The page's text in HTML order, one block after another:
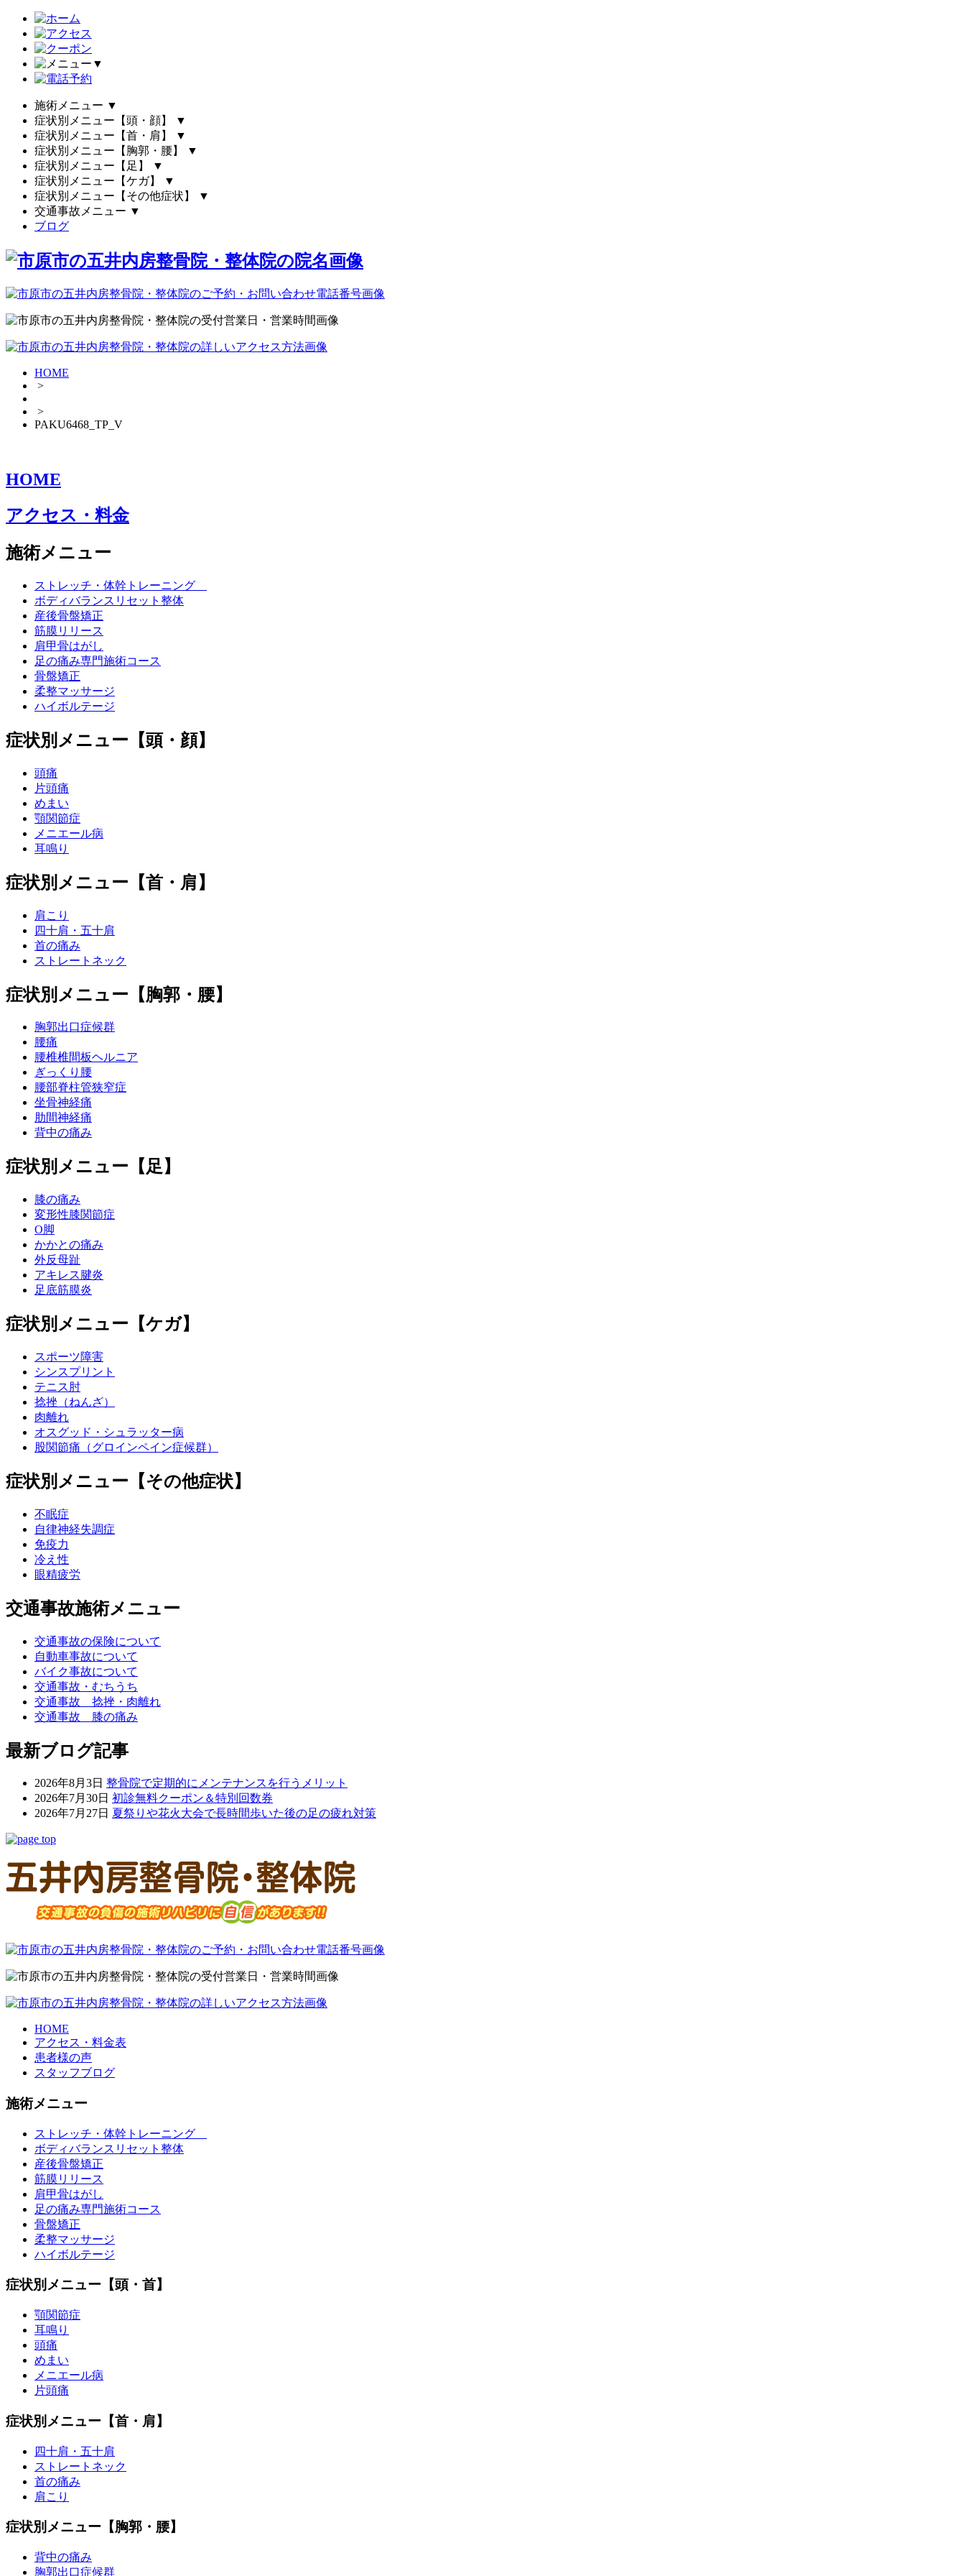
▼
施術メニュー ▼
症状別メニュー【頭・顔】
▼
症状別メニュー【首・肩】
▼
症状別メニュー【胸郭・腰】
▼
症状別メニュー【足】
▼
症状別メニュー【ケガ】
▼
症状別メニュー【その他症状】
▼
交通事故メニュー ▼
ブログ
HOME
>
>
PAKU6468_TP_V
HOME
アクセス・料金
施術メニュー
ストレッチ・体幹トレーニング
ボディバランスリセット整体
産後骨盤矯正
筋膜リリース
肩甲骨はがし
足の痛み専門施術コース
骨盤矯正
柔整マッサージ
ハイボルテージ
症状別メニュー【頭・顔】
頭痛
片頭痛
めまい
顎関節症
メニエール病
耳鳴り
症状別メニュー【首・肩】
肩こり
四十肩・五十肩
首の痛み
ストレートネック
症状別メニュー【胸郭・腰】
胸郭出口症候群
腰痛
腰椎椎間板ヘルニア
ぎっくり腰
腰部脊柱管狭窄症
坐骨神経痛
肋間神経痛
背中の痛み
症状別メニュー【足】
膝の痛み
変形性膝関節症
O脚
かかとの痛み
外反母趾
アキレス腱炎
足底筋膜炎
症状別メニュー【ケガ】
スポーツ障害
シンスプリント
テニス肘
捻挫（ねんざ）
肉離れ
オスグッド・シュラッター病
股関節痛（グロインペイン症候群）
症状別メニュー【その他症状】
不眠症
自律神経失調症
免疫力
冷え性
眼精疲労
交通事故施術メニュー
交通事故の保険について
自動車事故について
バイク事故について
交通事故・むちうち
交通事故 捻挫・肉離れ
交通事故 膝の痛み
最新ブログ記事
2026年8月3日 整骨院で定期的にメンテナンスを行うメリット
2026年7月30日 初診無料クーポン＆特別回数券
2026年7月27日 夏祭りや花火大会で長時間歩いた後の足の疲れ対策
HOME
アクセス・料金表
患者様の声
スタッフブログ
施術メニュー
ストレッチ・体幹トレーニング
ボディバランスリセット整体
産後骨盤矯正
筋膜リリース
肩甲骨はがし
足の痛み専門施術コース
骨盤矯正
柔整マッサージ
ハイボルテージ
症状別メニュー【頭・首】
顎関節症
耳鳴り
頭痛
めまい
メニエール病
片頭痛
症状別メニュー【首・肩】
四十肩・五十肩
ストレートネック
首の痛み
肩こり
症状別メニュー【胸郭・腰】
背中の痛み
胸郭出口症候群